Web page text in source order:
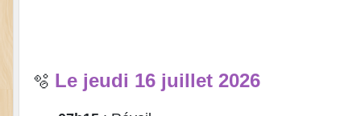
🫧 Le jeudi 16 juillet 2026